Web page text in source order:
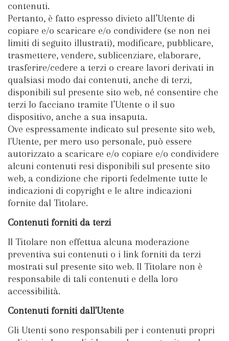
contenuti.
Pertanto, è fatto espresso divieto all’Utente di
copiare e/o scaricare e/o condividere (se non nei
limiti di seguito illustrati), modificare, pubblicare,
trasmettere, vendere, sublicenziare, elaborare,
trasferire/cedere a terzi o creare lavori derivati in
qualsiasi modo dai contenuti, anche di terzi,
disponibili sul presente sito web, né consentire che
terzi lo facciano tramite l’Utente o il suo
dispositivo, anche a sua insaputa.
Ove espressamente indicato sul presente sito web,
l'Utente, per mero uso personale, può essere
autorizzato a scaricare e/o copiare e/o condividere
alcuni contenuti resi disponibili sul presente sito
web, a condizione che riporti fedelmente tutte le
indicazioni di copyright e le altre indicazioni
fornite dal Titolare.
Contenuti forniti da terzi
Il Titolare non effettua alcuna moderazione
preventiva sui contenuti o i link forniti da terzi
mostrati sul presente sito web. Il Titolare non è
responsabile di tali contenuti e della loro
accessibilità.
Contenuti forniti dall'Utente
Gli Utenti sono responsabili per i contenuti propri